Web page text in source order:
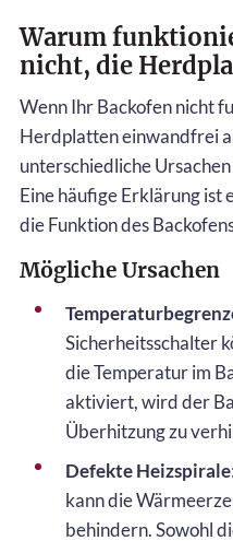
Warum
nicht, die
Wenn Ihr Backofen nicht
Herdplatten einwandfrei
unterschiedliche
Eine häufige Erklärung ist
die Funktion des
Mögliche Ursachen
Sicherheitsschalter
die Temperatur im
aktiviert, wird der
Überhitzung zu
Defekte Heizspirale
kann die
behindern. Sowohl